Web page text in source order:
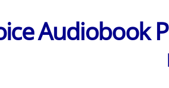
Audiobook